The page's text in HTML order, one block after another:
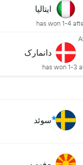
ایتالیا
دانمارک
سوئد